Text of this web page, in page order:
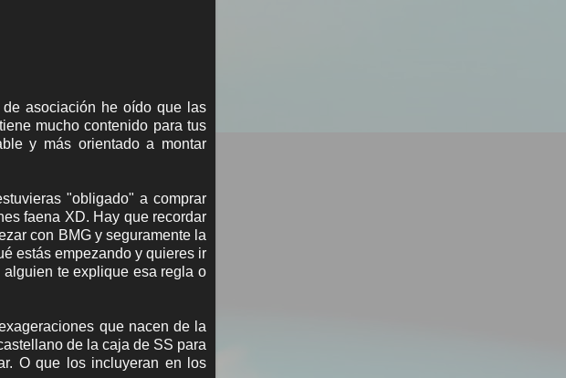
asociación he oído que las
mucho contenido para tus
y más orientado a montar
"obligado" a comprar
faena XD. Hay que recordar
con BMG y seguramente la
estás empezando y quieres ir
te explique esa regla o
que nacen de la
de la caja de SS para
O que los incluyeran en los